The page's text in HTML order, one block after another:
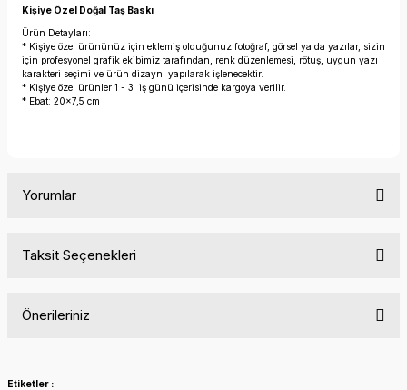
Kişiye Özel Doğal Taş Baskı
Ürün Detayları:
* Kişiye özel ürününüz için eklemiş olduğunuz fotoğraf, görsel ya da yazılar, sizin
için profesyonel grafik ekibimiz tarafından, renk düzenlemesi, rötuş, uygun yazı
karakteri seçimi ve ürün dizaynı yapılarak işlenecektir.
* Kişiye özel ürünler 1 - 3 iş günü içerisinde kargoya verilir.
* Ebat: 20x7,5 cm
Yorumlar
Taksit Seçenekleri
Önerileriniz
konularda yetersiz gördüğünüz noktaları öneri formunu
Etiketler :